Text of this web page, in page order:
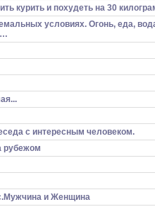
курить и похудеть на 30
условиях. Огонь, еда,
с интересным человеком.
рубежом
и Женщина